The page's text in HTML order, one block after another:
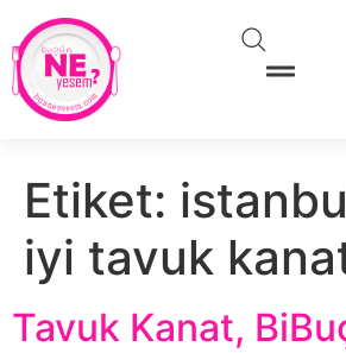
Etiket:
iyi tavuk
Tavuk Kanat,